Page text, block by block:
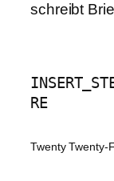
schreibt
RE
Twenty Twenty-